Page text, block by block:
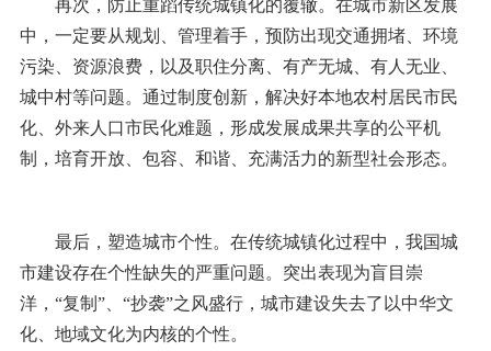
再次，防止重蹈传统城镇化的覆辙。在城市新区发展
中，一定要从规划、管理着手，预防出现交通拥堵、环境
污染、资源浪费，以及职住分离、有产无城、有人无业、
城中村等问题。通过制度创新，解决好本地农村居民市民
化、外来人口市民化难题，形成发展成果共享的公平机
制，培育开放、包容、和谐、充满活力的新型社会形态。
最后，塑造城市个性。在传统城镇化过程中，我国城
市建设存在个性缺失的严重问题。突出表现为盲目崇
洋，“复制”、“抄袭”之风盛行，城市建设失去了以中华文
化、地域文化为内核的个性。